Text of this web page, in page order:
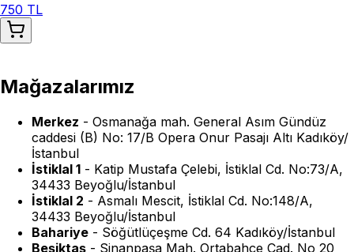
750 TL
Mağazalarımız
Merkez - Osmanağa mah. General Asım Gündüz
caddesi (B) No: 17/B Opera Onur Pasajı Altı Kadıköy/
İstanbul
İstiklal 1 - Katip Mustafa Çelebi, İstiklal Cd. No:73/A,
34433 Beyoğlu/İstanbul
İstiklal 2 - Asmalı Mescit, İstiklal Cd. No:148/A,
34433 Beyoğlu/İstanbul
Bahariye - Söğütlüçeşme Cd. 64 Kadıköy/İstanbul
Beşiktaş - Sinanpaşa Mah. Ortabahçe Cad. No 20